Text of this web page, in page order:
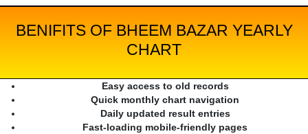
BENIFITS OF BHEEM BAZAR YEARLY
CHART
Easy access to old records
Quick monthly chart navigation
Daily updated result entries
Fast-loading mobile-friendly pages